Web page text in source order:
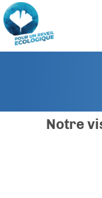
Notre